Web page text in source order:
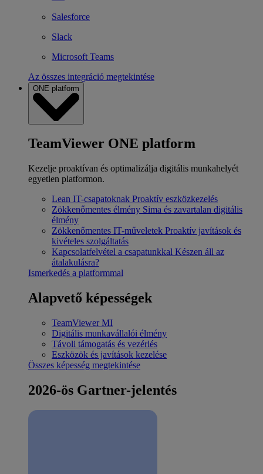
Salesforce
Slack
Microsoft Teams
Az összes integráció megtekintése
ONE platform
TeamViewer ONE platform
Kezelje proaktívan és optimalizálja digitális munkahelyét
egyetlen platformon.
Lean IT-csapatoknak Proaktív eszközkezelés
Zökkenőmentes élmény Sima és zavartalan digitális
élmény
Zökkenőmentes IT-műveletek Proaktív javítások és
kivételes szolgáltatás
Kapcsolatfelvétel a csapatunkkal Készen áll az
átalakulásra?
Ismerkedés a platformmal
Alapvető képességek
TeamViewer MI
Digitális munkavállalói élmény
Távoli támogatás és vezérlés
Eszközök és javítások kezelése
Összes képesség megtekintése
2026-ös Gartner-jelentés